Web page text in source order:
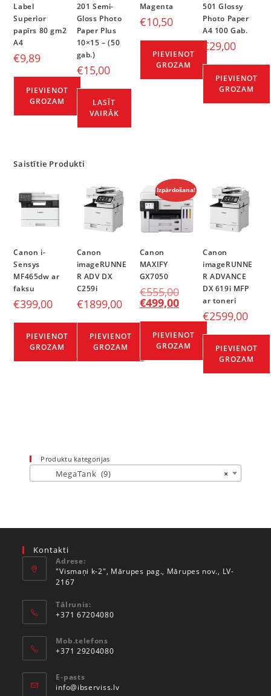
Label
Superior
papīrs 80 gm2
A4
€9,89
PIEVIENOT
GROZAM
201 Semi-
Gloss Photo
Paper Plus
10×15 – (50
gab.)
€15,00
LASĪT
VAIRĀK
Magenta
€10,50
PIEVIENOT
GROZAM
501 Glossy
Photo Paper
A4 100 Gab.
€29,00
PIEVIENOT
GROZAM
Saistītie Produkti
Canon i-
Sensys
MF465dw ar
faksu
€399,00
PIEVIENOT
GROZAM
Canon
imageRUNNE
R ADV DX
C259i
€1899,00
PIEVIENOT
GROZAM
Izpārdošana!
Canon
MAXIFY
GX7050
€555,00
€499,00
PIEVIENOT
GROZAM
Canon
imageRUNNE
R ADVANCE
DX 619i MFP
ar toneri
€2599,00
PIEVIENOT
GROZAM
Produktu kategorijas
×
MegaTank (9)
Kontakti
Adrese:
"Vismaņi k-2", Mārupes pag., Mārupes nov., LV-
2167
Tālrunis:
+371 67204080
Mob.telefons
+371 29204080
E-pasts
info@ibserviss.lv